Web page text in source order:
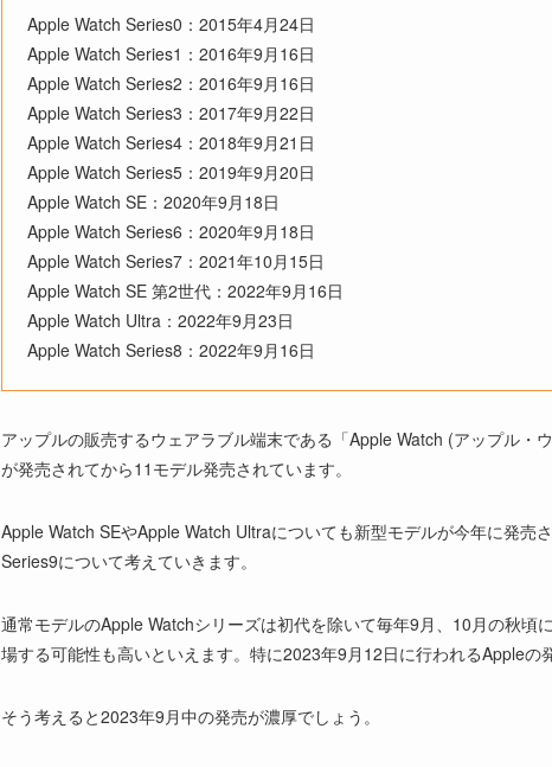
Apple Watch Series0：2015年4月24日
Apple Watch Series1：2016年9月16日
Apple Watch Series2：2016年9月16日
Apple Watch Series3：2017年9月22日
Apple Watch Series4：2018年9月21日
Apple Watch Series5：2019年9月20日
Apple Watch SE：2020年9月18日
Apple Watch Series6：2020年9月18日
Apple Watch Series7：2021年10月15日
Apple Watch SE 第2世代：2022年9月16日
Apple Watch Ultra：2022年9月23日
Apple Watch Series8：2022年9月16日
アップルの販売するウェアラブル端末である「Apple Watch (アップル
が発売されてから11モデル発売されています。
Apple Watch SEやApple Watch Ultraについても新型モデルが今年に発売
Series9について考えていきます。
通常モデルのApple Watchシリーズは初代を除いて毎年9月、10月の秋
場する可能性も高いといえます。特に2023年9月12日に行われるAppleの
そう考えると2023年9月中の発売が濃厚でしょう。